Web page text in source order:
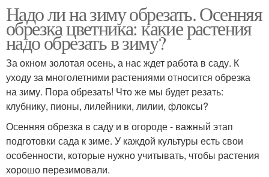
Надо ли на зиму обрезать. Осенняя
обрезка цветника: какие растения
надо обрезать в зиму?
За окном золотая осень, а нас ждет работа в саду. К
уходу за многолетними растениями относится обрезка
на зиму. Пора обрезать! Что же мы будет резать:
клубнику, пионы, лилейники, лилии, флоксы?
Осенняя обрезка в саду и в огороде - важный этап
подготовки сада к зиме. У каждой культуры есть свои
особенности, которые нужно учитывать, чтобы растения
хорошо перезимовали.